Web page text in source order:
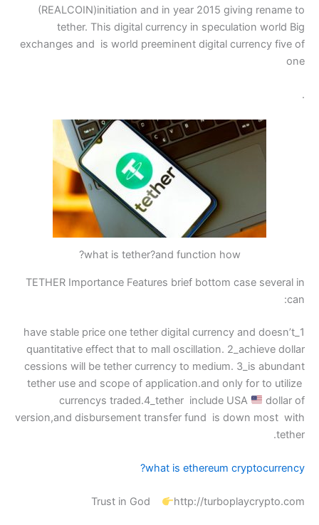
(REALCOIN)initiation
tether. This digital
exchanges and is world
what is
TETHER Importance
1_have stable price one
quantitative effect that to
cessions will be tether
tether use and scope of
currencys
version,and disbursement
Trust in God